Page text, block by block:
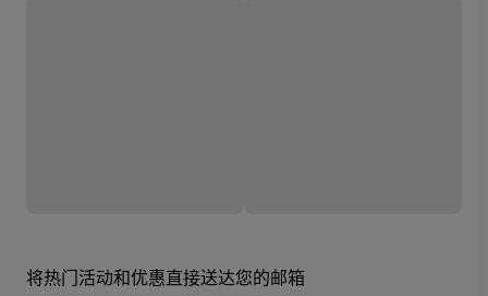
将热门活动和优惠直接送达您的邮箱